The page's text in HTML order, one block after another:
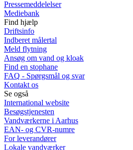
Pressemeddelelser
Mediebank
Find hjælp
Driftsinfo
Indberet målertal
Meld flytning
Ansøg om vand og kloak
Find en stophane
FAQ - Spørgsmål og svar
Kontakt os
Se også
International website
Besøgstjenesten
Vandværkerne i Aarhus
EAN- og CVR-numre
For leverandører
Lokale vandværker